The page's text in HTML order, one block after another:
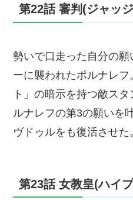
第22話 審判(ジャッ
勢いで口走った自分の
ーに襲われたポルナレ
ト」の暗示を持つ敵ス
ルナレフの第3の願いを
ヴドゥルをも復活させた
第23話 女教皇(ハイ